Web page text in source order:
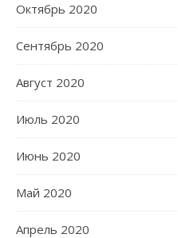
Октябрь 2020
Сентябрь 2020
Август 2020
Июль 2020
Июнь 2020
Май 2020
Апрель 2020